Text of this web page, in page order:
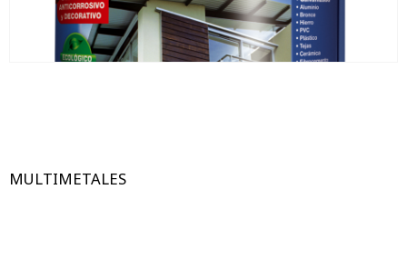
MULTIMETALES